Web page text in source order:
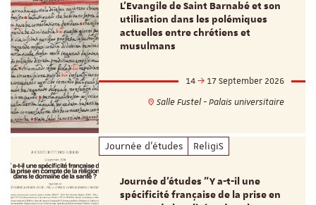
L’Evangile de Saint Barnabé et son
utilisation dans les polémiques
actuelles entre chrétiens et
musulmans
14
17 September 2026
Salle Fustel - Palais universitaire
Journée d'études ReligiS
Journée d’études "Y a-t-il une
spécificité française de la prise en